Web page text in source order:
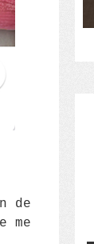
de
me